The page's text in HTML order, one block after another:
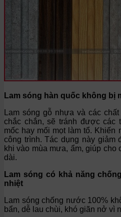
Lam sóng hàn quốc không bị
Lam sóng gỗ nhựa và các
chắc chắn, sẽ tránh được các
mốc hay mối mọt làm tổ. Khiến
công trình. Tác dụng này giảm
khi vào mùa mưa, ẩm, giúp
dài.
Lam sóng có khả năng
nhiệt
Lam sóng chống nước 100%
bẩn, dễ lau chùi, khó giãn nở vì